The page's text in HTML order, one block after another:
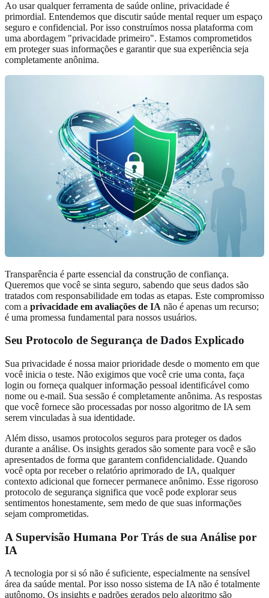
Ao usar qualquer ferramenta de saúde online, privacidade é
primordial. Entendemos que discutir saúde mental requer um espaço
seguro e confidencial. Por isso construímos nossa plataforma com
uma abordagem "privacidade primeiro". Estamos comprometidos
em proteger suas informações e garantir que sua experiência seja
completamente anônima.
Transparência é parte essencial da construção de confiança.
Queremos que você se sinta seguro, sabendo que seus dados são
tratados com responsabilidade em todas as etapas. Este compromisso
com a privacidade em avaliações de IA não é apenas um recurso;
é uma promessa fundamental para nossos usuários.
Seu Protocolo de Segurança de Dados Explicado
Sua privacidade é nossa maior prioridade desde o momento em que
você inicia o teste. Não exigimos que você crie uma conta, faça
login ou forneça qualquer informação pessoal identificável como
nome ou e-mail. Sua sessão é completamente anônima. As respostas
que você fornece são processadas por nosso algoritmo de IA sem
serem vinculadas à sua identidade.
Além disso, usamos protocolos seguros para proteger os dados
durante a análise. Os insights gerados são somente para você e são
apresentados de forma que garantem confidencialidade. Quando
você opta por receber o relatório aprimorado de IA, qualquer
contexto adicional que fornecer permanece anônimo. Esse rigoroso
protocolo de segurança significa que você pode explorar seus
sentimentos honestamente, sem medo de que suas informações
sejam comprometidas.
A Supervisão Humana Por Trás de sua Análise por
IA
A tecnologia por si só não é suficiente, especialmente na sensível
área da saúde mental. Por isso nosso sistema de IA não é totalmente
autônomo. Os insights e padrões gerados pelo algoritmo são